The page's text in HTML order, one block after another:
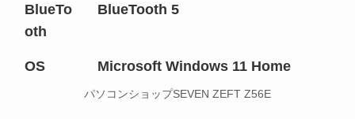
BlueTo
oth
BlueTooth 5
OS Microsoft Windows 11 Home
パソコンショップSEVEN ZEFT Z56E